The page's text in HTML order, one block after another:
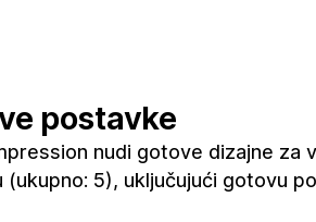
postavke
nudi gotove dizajne za
(ukupno: 5), uključujući gotovu